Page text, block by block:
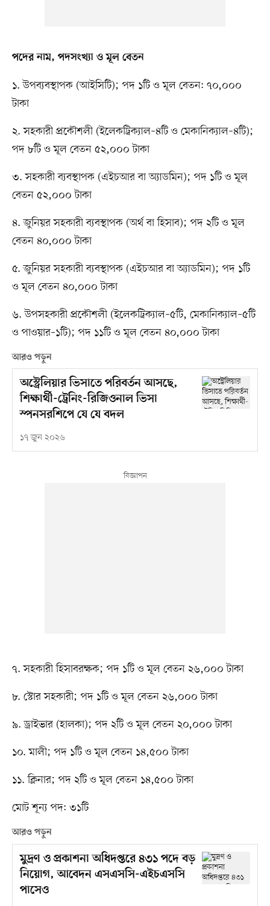
পদের নাম, পদসংখ্যা ও মূল বেতন
১. উপব্যবস্থাপক (আইসিটি); পদ ১টি ও মূল বেতন: ৭০,০০০
টাকা
২. সহকারী প্রকৌশলী (ইলেকট্রিক্যাল–৪টি ও মেকানিক্যাল–৪টি);
পদ ৮টি ও মূল বেতন ৫২,০০০ টাকা
৩. সহকারী ব্যবস্থাপক (এইচআর বা অ্যাডমিন); পদ ১টি ও মূল
বেতন ৫২,০০০ টাকা
৪. জুনিয়র সহকারী ব্যবস্থাপক (অর্থ বা হিসাব); পদ ২টি ও মূল
বেতন ৪০,০০০ টাকা
৫. জুনিয়র সহকারী ব্যবস্থাপক (এইচআর বা অ্যাডমিন); পদ ১টি
ও মূল বেতন ৪০,০০০ টাকা
৬. উপসহকারী প্রকৌশলী (ইলেকট্রিক্যাল–৫টি, মেকানিক্যাল–৫টি
ও পাওয়ার–১টি); পদ ১১টি ও মূল বেতন ৪০,০০০ টাকা
আরও পড়ুন
অস্ট্রেলিয়ার ভিসাতে পরিবর্তন আসছে,
শিক্ষার্থী-ট্রেনিং-রিজিওনাল ভিসা
স্পনসরশিপে যে যে বদল
১৭ জুন ২০২৬
৭. সহকারী হিসাবরক্ষক; পদ ১টি ও মূল বেতন ২৬,০০০ টাকা
৮. স্টোর সহকারী; পদ ১টি ও মূল বেতন ২৬,০০০ টাকা
৯. ড্রাইভার (হালকা); পদ ২টি ও মূল বেতন ২০,০০০ টাকা
১০. মালী; পদ ১টি ও মূল বেতন ১৪,৫০০ টাকা
১১. ক্লিনার; পদ ২টি ও মূল বেতন ১৪,৫০০ টাকা
মোট শূন্য পদ: ৩১টি
আরও পড়ুন
মুদ্রণ ও প্রকাশনা অধিদপ্তরে ৪৩১ পদে বড়
নিয়োগ, আবেদন এসএসসি-এইচএসসি
পাসেও